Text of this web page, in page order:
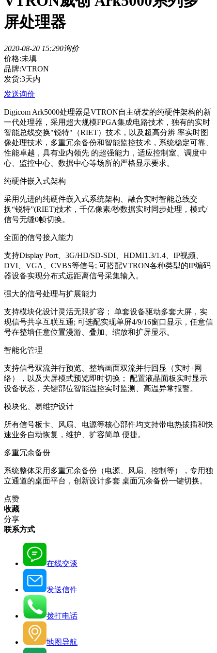
屏处理器
2020-08-20 15:290询价
价格:未填
品牌:VTRON
发货:3天内
发送询价
Digicom Ark5000处理器是VTRON自主研发的纯硬件架构的新
一代处理器，采用超大规模FPGA集成电路技术，独有的实时
智能总线交换"锐特"（RIET）技术，以及超高分辨 率实时图
像处理技术，多重冗余备份和智能监控技术，系统稳定可靠、
性能卓越，具有业内领先 的超强能力，适应控制室、调度中
心、监控中心、数据中心等场所的严格显示要求。
纯硬件嵌入式架构
采用先进的纯硬件嵌入式系统架构、融合实时智能总线交
换“锐特”(RIET)技术，千亿像素/秒数据实时同步处理，模式/
信号无缝0帧切换。
全面的信号接入能力
支持Display Port、3G/HD/SD-SDI、HDMI1.3/1.4、IP视频、
DVI、VGA、CVBS等信号; 可搭配VTRON各种类型的IP编码
器设备实现分布式远距离信号采集输入。
强大的信号处理与扩展能力
支持模块化设计灵活无限扩容； 单套设备驱动多套大屏，实
现信号共享互联互通; 可选配实现单屏4/9/16窗口显示，任意信
号在整墙任意位置漫游、叠加、缩放和扩屏显示。
智能化管理
支持信号双流并行预览、整墙画面双流并行回显（实时+网
络），以及大屏模式预览即时切换； 配置液晶面板实时显示
设备状态，关键部位智能温控实时监测、高温异常报警。
模块化、易维护设计
所有信号板卡、风扇、电源等核心部件均支持带电热拔插和快
速业务自动恢复，维护、扩容简单 便捷。
多重冗余备份
系统整体采用多重冗余备份（电源、风扇、控制等），专用独
立通道的桌面平台，创新设计多套 桌面冗余备份一键切换。
点赞
收藏
分享
联系方式
在线交谈
发送信件
拨打电话
地图导航